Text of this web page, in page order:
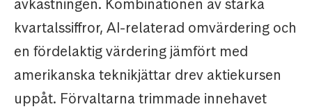
avkastningen. Kombinationen av starka
kvartalssiffror, AI-relaterad omvärdering och
en fördelaktig värdering jämfört med
amerikanska teknikjättar drev aktiekursen
uppåt. Förvaltarna trimmade innehavet